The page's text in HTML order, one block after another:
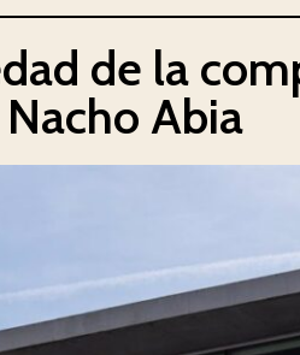
de la
Abia